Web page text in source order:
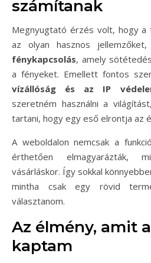
számítanak
Megnyugtató érzés volt, hogy
az olyan hasznos
fénykapcsolás, amely
a fényeket. Emellett fontos
vízállóság és az IP
szeretném használni a
tartani, hogy egy eső elrontja az
A weboldalon nemcsak a
érthetően elmagyarázták,
vásárláskor. Így sokkal
mintha csak egy rövid
választanom.
Az élmény, amit
kaptam